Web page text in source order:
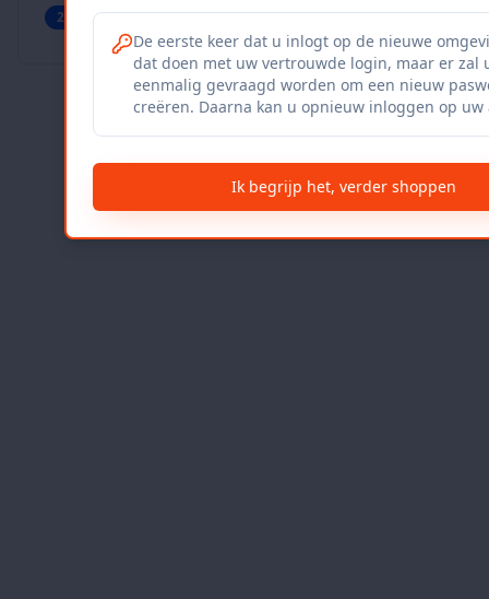
27 producten Geverifieerd Bekijk winkel
De eerste keer dat u inlogt op de nieuwe
dat doen met uw vertrouwde login, maar er zal
eenmalig gevraagd worden om een nieuw
creëren. Daarna kan u opnieuw inloggen op uw
Ik begrijp het, verder shoppen